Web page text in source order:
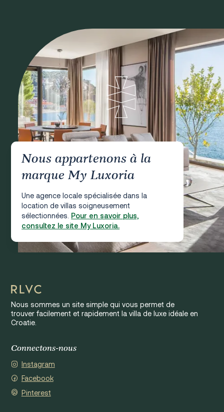
Nous appartenons à la
marque My Luxoria
Une agence locale spécialisée dans la
location de villas soigneusement
sélectionnées. Pour en savoir plus,
consultez le site My Luxoria.
Nous sommes un site simple qui vous permet de
trouver facilement et rapidement la villa de luxe idéale en
Croatie.
Connectons-nous
Instagram
Facebook
Pinterest